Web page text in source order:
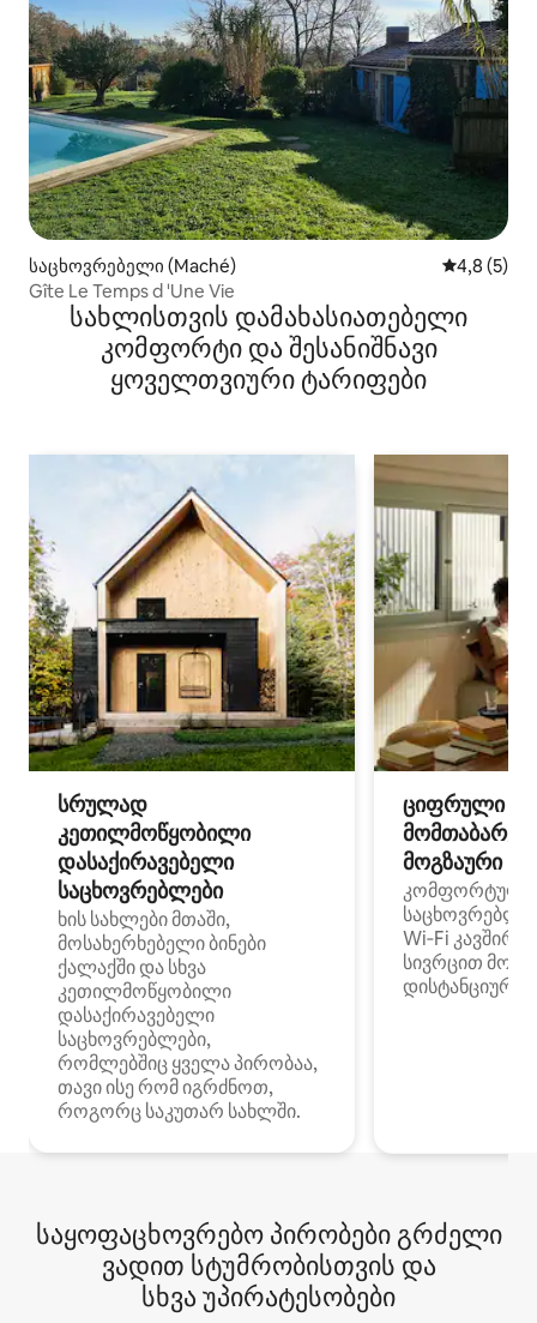
საცხოვრებელი (Maché) საშუალო
4,8 (5)
Gîte Le Temps d 'Une Vie
სახლისთვის დამახასიათებელი
კომფორტი და შესანიშნავი
ყოველთვიური ტარიფები
სრულად
კეთილმოწყობილი
დასაქირავებელი
საცხოვრებლები
ხის სახლები მთაში,
მოსახერხებელი ბინები
ქალაქში და სხვა
კეთილმოწყობილი
დასაქირავებელი
საცხოვრებლები,
რომლებშიც ყველა პირობაა,
თავი ისე რომ იგრძნოთ,
როგორც საკუთარ სახლში.
ციფრული
მოგზაური
კომფორტული
Wi‑Fi
სივრცით
დისტანციური
საყოფაცხოვრებო პირობები გრძელი
ვადით სტუმრობისთვის და
სხვა უპირატესობები